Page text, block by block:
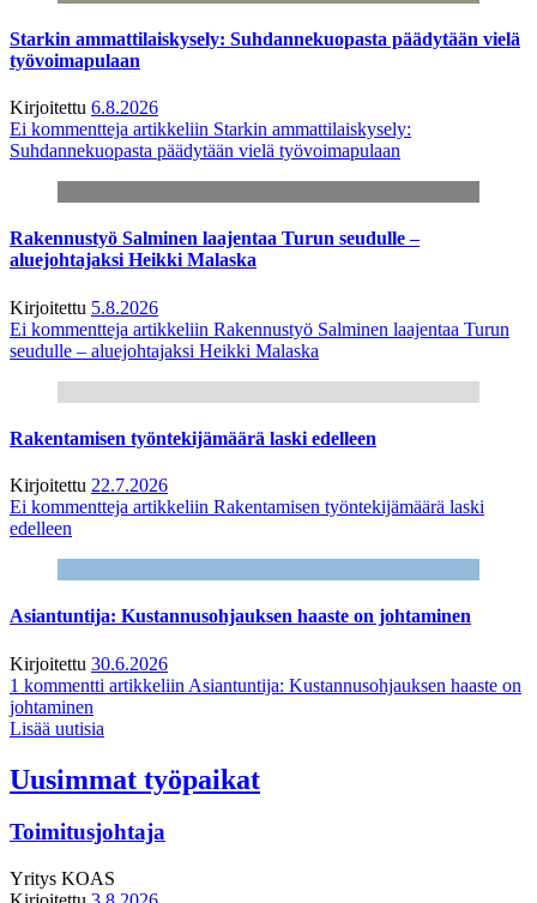
Starkin ammattilaiskysely: Suhdannekuopasta päädytään vielä
työvoimapulaan
Kirjoitettu 6.8.2026
Ei kommentteja artikkeliin Starkin ammattilaiskysely:
Suhdannekuopasta päädytään vielä työvoimapulaan
Rakennustyö Salminen laajentaa Turun seudulle –
aluejohtajaksi Heikki Malaska
Kirjoitettu 5.8.2026
Ei kommentteja artikkeliin Rakennustyö Salminen laajentaa Turun
seudulle – aluejohtajaksi Heikki Malaska
Rakentamisen työntekijämäärä laski edelleen
Kirjoitettu 22.7.2026
Ei kommentteja artikkeliin Rakentamisen työntekijämäärä laski
edelleen
Asiantuntija: Kustannusohjauksen haaste on johtaminen
Kirjoitettu 30.6.2026
1 kommentti artikkeliin Asiantuntija: Kustannusohjauksen haaste on
johtaminen
Lisää uutisia
Uusimmat työpaikat
Toimitusjohtaja
Yritys KOAS